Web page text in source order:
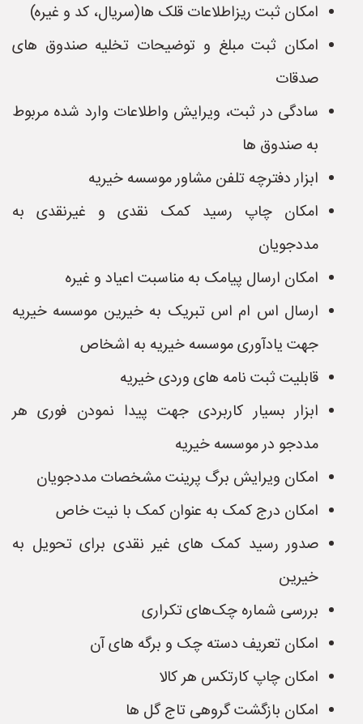
امکان ثبت ریزاطلاعات قلک ها(سریال، کد و غیره)
امکان ثبت مبلغ و توضیحات تخلیه صندوق های
صدقات
سادگی در ثبت، ویرایش واطلاعات وارد شده مربوط
به صندوق ها
ابزار دفترچه تلفن مشاور موسسه خیریه
امکان چاپ رسید کمک نقدی و غیرنقدی به
مددجویان
امکان ارسال پیامک به مناسبت اعیاد و غیره
ارسال اس ام اس تبریک به خیرین موسسه خیریه
جهت یادآوری موسسه خیریه به اشخاص
قابلیت ثبت نامه های وردی خیریه
ابزار بسیار کاربردی جهت پیدا نمودن فوری هر
مددجو در موسسه خیریه
امکان ویرایش برگ پرینت مشخصات مددجویان
امکان درج کمک به عنوان کمک با نیت خاص
صدور رسید کمک های غیر نقدی برای تحویل به
خیرین
بررسی شماره چک‌های تکراری
امکان تعریف دسته چک و برگه های آن
امکان چاپ کارتکس هر کالا
امکان بازگشت گروهی تاج گل ها